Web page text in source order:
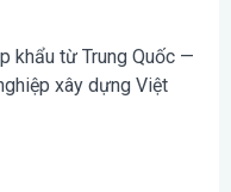
khẩu từ Trung Quốc —
xây dựng Việt